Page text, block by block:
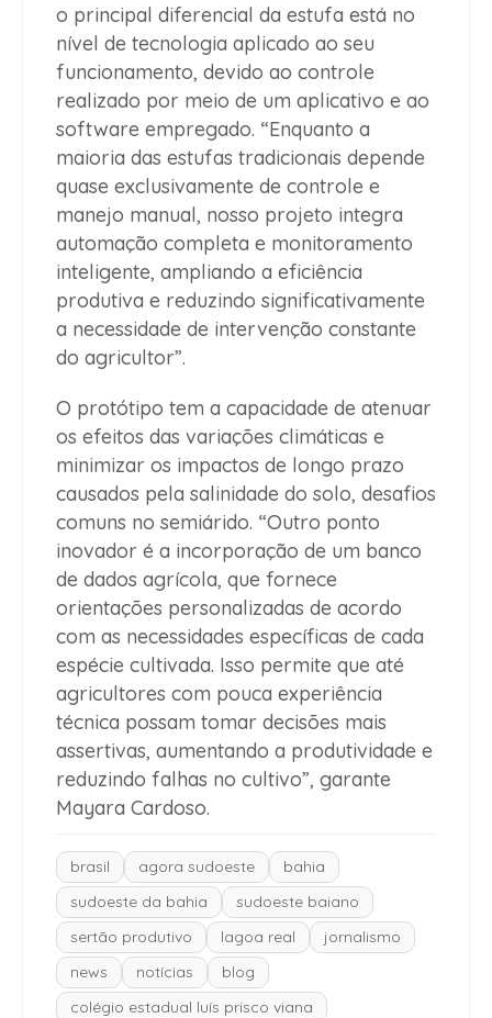
o principal diferencial da estufa está no
nível de tecnologia aplicado ao seu
funcionamento, devido ao controle
realizado por meio de um aplicativo e ao
software empregado. “Enquanto a
maioria das estufas tradicionais depende
quase exclusivamente de controle e
manejo manual, nosso projeto integra
automação completa e monitoramento
inteligente, ampliando a eficiência
produtiva e reduzindo significativamente
a necessidade de intervenção constante
do agricultor”.
O protótipo tem a capacidade de atenuar
os efeitos das variações climáticas e
minimizar os impactos de longo prazo
causados pela salinidade do solo, desafios
comuns no semiárido. “Outro ponto
inovador é a incorporação de um banco
de dados agrícola, que fornece
orientações personalizadas de acordo
com as necessidades específicas de cada
espécie cultivada. Isso permite que até
agricultores com pouca experiência
técnica possam tomar decisões mais
assertivas, aumentando a produtividade e
reduzindo falhas no cultivo”, garante
Mayara Cardoso.
brasil agora sudoeste
bahia
sudoeste da bahia
sudoeste baiano
sertão produtivo
lagoa real
jornalismo
news
notícias
blog
colégio estadual luís prisco viana